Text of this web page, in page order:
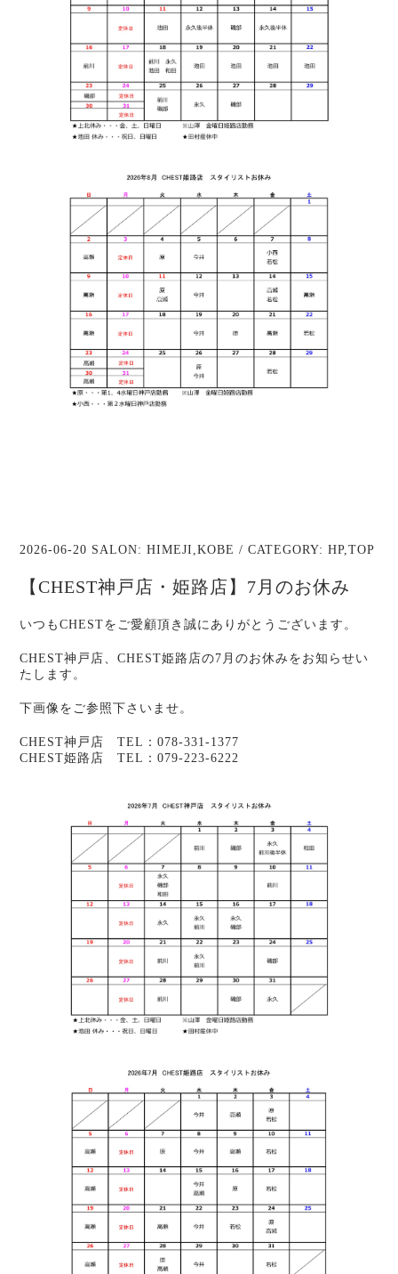
2026-06-20 SALON:HIMEJI ,KOBE / CATEGORY:HP,TOP
【CHEST神戸店・姫路店】7月のお休み
いつもCHESTをご愛顧頂き誠にありがとうございます。
CHEST神戸店、CHEST姫路店の7月のお休みをお知らせい
たします。
下画像をご参照下さいませ。
CHEST神戸店 TEL：078-331-1377
CHEST姫路店 TEL：079-223-6222